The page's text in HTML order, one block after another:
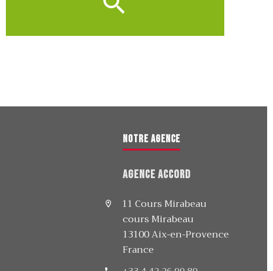
Notre agence
Agence Accord
11 Cours Mirabeau
cours Mirabeau
13100 Aix-en-Provence
France